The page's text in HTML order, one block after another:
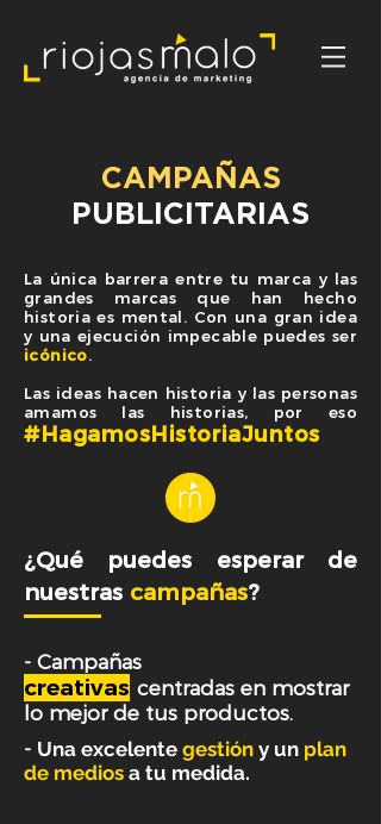
CAMPAÑAS
PUBLICITARIAS
La única barrera entre tu marca y las
grandes marcas que han hecho
historia es mental. Con una gran idea
y una ejecución impecable puedes ser
icónico.
Las ideas hacen historia y las personas
amamos las historias, por eso
#HagamosHistoriaJuntos
¿Qué puedes esperar de
nuestras campañas?
- Campañas
creativas centradas en mostrar
lo mejor de tus productos.
- Una excelente gestión y un plan
de medios a tu medida.